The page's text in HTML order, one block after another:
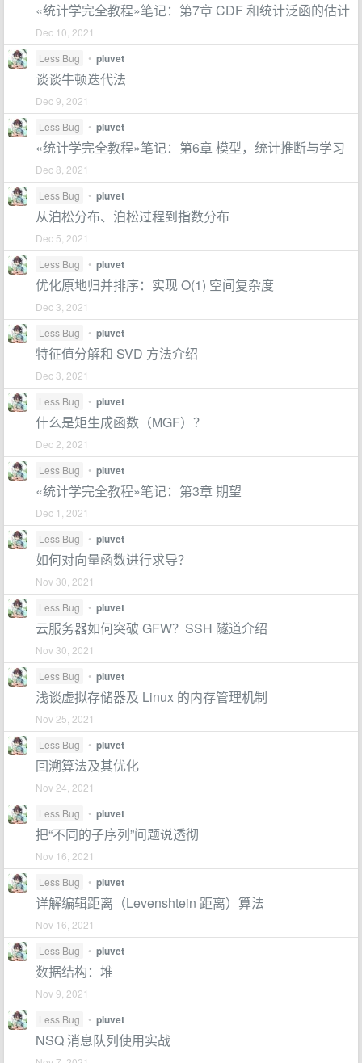
«统计学完全教程»笔记：第7章 CDF 和统计泛函的估计
Dec 10, 2021
Less Bug
• pluvet
谈谈牛顿迭代法
Dec 9, 2021
Less Bug
• pluvet
«统计学完全教程»笔记：第6章 模型，统计推断与学习
Dec 8, 2021
Less Bug
• pluvet
从泊松分布、泊松过程到指数分布
Dec 5, 2021
Less Bug
• pluvet
优化原地归并排序：实现 O(1) 空间复杂度
Dec 3, 2021
Less Bug
• pluvet
特征值分解和 SVD 方法介绍
Dec 3, 2021
Less Bug
• pluvet
什么是矩生成函数（MGF）？
Dec 2, 2021
Less Bug
• pluvet
«统计学完全教程»笔记：第3章 期望
Dec 1, 2021
Less Bug
• pluvet
如何对向量函数进行求导？
Nov 30, 2021
Less Bug
• pluvet
云服务器如何突破 GFW？SSH 隧道介绍
Nov 30, 2021
Less Bug
• pluvet
浅谈虚拟存储器及 Linux 的内存管理机制
Nov 25, 2021
Less Bug
• pluvet
回溯算法及其优化
Nov 24, 2021
Less Bug
• pluvet
把“不同的子序列”问题说透彻
Nov 16, 2021
Less Bug
• pluvet
详解编辑距离（Levenshtein 距离）算法
Nov 16, 2021
Less Bug
• pluvet
数据结构：堆
Nov 9, 2021
Less Bug
• pluvet
NSQ 消息队列使用实战